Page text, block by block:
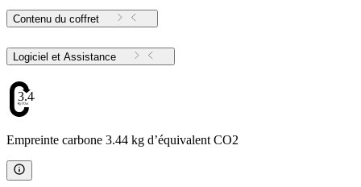
Contenu du coffret
Logiciel et Assistance
3.44
Empreinte carbone 3.44 kg d’équivalent CO2